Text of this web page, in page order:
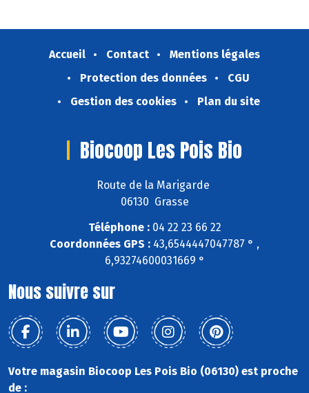
Accueil Contact
Mentions légales
Protection des données
CGU
Gestion des cookies
Plan du site
Biocoop Les Pois Bio
Route de la Marigarde
06130 Grasse
Téléphone :04 22 23 66 22
Coordonnées GPS : 43,6544447047787 ° ,
6,93274600031669 °
Nous suivre sur
Votre magasin Biocoop Les Pois Bio (06130) est proche
de :